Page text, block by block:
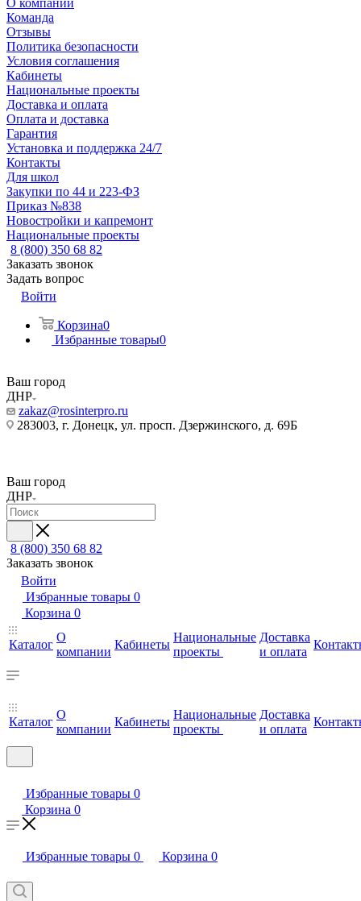
О компании
Команда
Отзывы
Политика безопасности
Условия соглашения
Кабинеты
Национальные проекты
Доставка и оплата
Оплата и доставка
Гарантия
Установка и поддержка 24/7
Контакты
Для школ
Закупки по 44 и 223-ФЗ
Приказ №838
Новостройки и капремонт
Национальные проекты
8 (800) 350 68 82
Заказать звонок
Задать вопрос
Войти
Корзина0
Избранные товары0
Ваш город
ДНР
zakaz@rosinterpro.ru
283003, г. Донецк, ул. просп. Дзержинского, д. 69Б
Ваш город
ДНР
8 (800) 350 68 82
Заказать звонок
Войти
Избранные товары 0
Корзина 0
Каталог
О
компании
Кабинеты
Национальные
проекты
Доставка
и оплата
Каталог
О
компании
Кабинеты
Национальные
проекты
Доставка
и оплата
Избранные товары 0
Корзина 0
Избранные товары 0 Корзина 0